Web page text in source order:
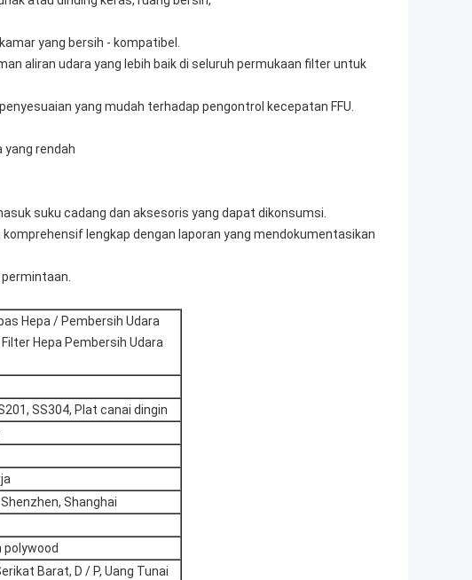
yang bersih - kompatibel.
aliran udara yang lebih baik di seluruh permukaan filter untuk
yang mudah terhadap pengontrol kecepatan FFU.
yang rendah
suku cadang dan aksesoris yang dapat dikonsumsi.
lengkap dengan laporan yang mendokumentasikan
permintaan.
Hepa / Pembersih Udara
Filter Hepa Pembersih Udara
SS304, Plat canai dingin
Shanghai
polywood
Barat, D / P, Uang Tunai